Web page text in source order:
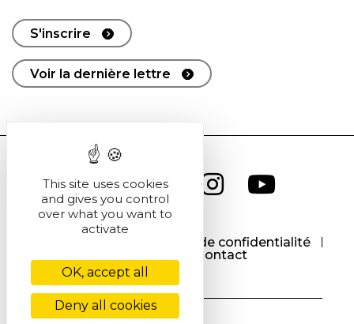
S'inscrire
Voir la dernière lettre
Politique de confidentialité
Contact
This site uses cookies
and gives you control
over what you want to
activate
OK, accept all
Deny all cookies